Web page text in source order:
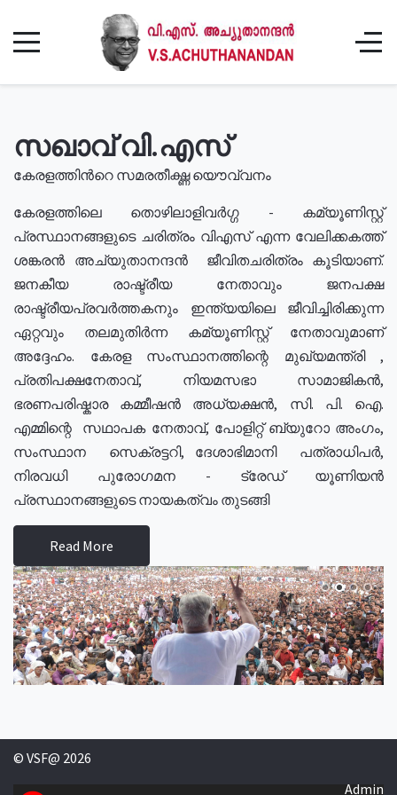
സഖാവ് വി.എസ്
കേരളത്തിൻറെ സമരതീക്ഷ്ണ യൌവ്വനം
കേരളത്തിലെ തൊഴിലാളിവർഗ്ഗ - കമ്യൂണിസ്റ്റ്
പ്രസ്ഥാനങ്ങളുടെ ചരിത്രം വിഎസ് എന്ന വേലിക്കകത്ത്
ശങ്കരൻ അച്യുതാനന്ദൻ ജീവിതചരിത്രം കൂടിയാണ്.
ജനകീയ രാഷ്ട്രീയ നേതാവും ജനപക്ഷ
രാഷ്ട്രീയപ്രവർത്തകനും ഇന്ത്യയിലെ ജീവിച്ചിരിക്കുന്ന
ഏറ്റവും തലമുതിർന്ന കമ്യൂണിസ്റ്റ് നേതാവുമാണ്
അദ്ദേഹം. കേരള സംസ്ഥാനത്തിന്റെ മുഖ്യമന്ത്രി ,
പ്രതിപക്ഷനേതാവ്, നിയമസഭാ സാമാജികൻ,
ഭരണപരിഷ്കാര കമ്മീഷൻ അധ്യക്ഷൻ, സി. പി. ഐ.
എമ്മിന്റെ സഥാപക നേതാവ്, പോളിറ്റ് ബ്യുറോ അംഗം,
സംസ്ഥാന സെക്രട്ടറി, ദേശാഭിമാനി പത്രാധിപർ,
നിരവധി പുരോഗമന - ട്രേഡ് യൂണിയൻ
പ്രസ്ഥാനങ്ങളുടെ നായകത്വം തുടങ്ങി
Read More
© VSF@ 2026
Admin